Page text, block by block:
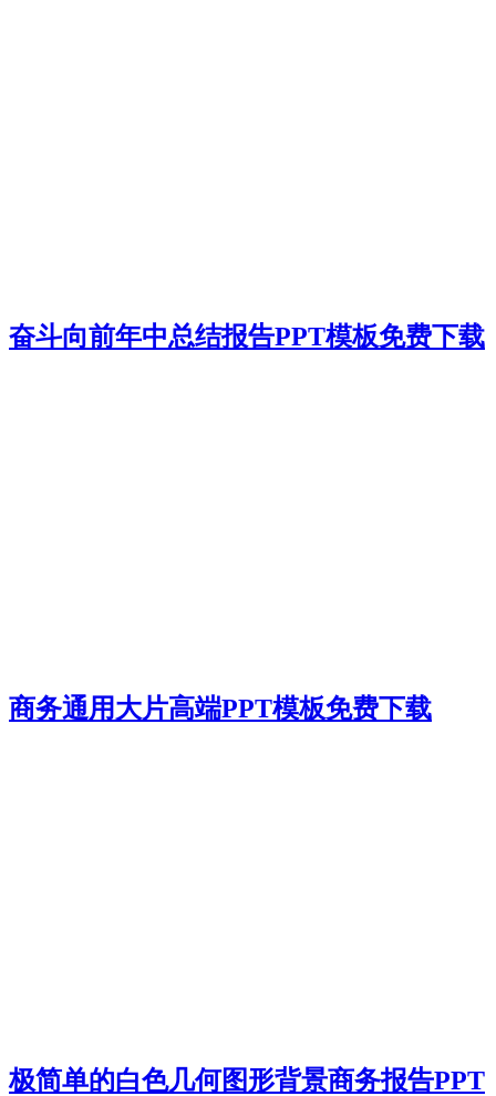
奋斗向前年中总结报告PPT模板免费下载
商务通用大片高端PPT模板免费下载
极简单的白色几何图形背景商务报告PPT